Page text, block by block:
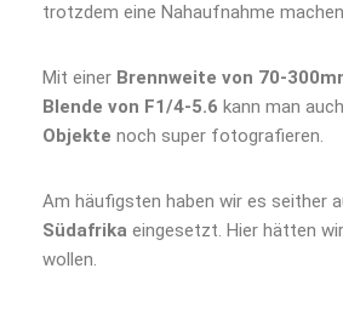
trotzdem eine Nahaufnahme
Mit einer Brennweite von 70-
Blende von F1/4-5.6 kann man auch
Objekte noch super fotografieren.
Am häufigsten haben wir es seither
Südafrika eingesetzt. Hier hätten
wollen.